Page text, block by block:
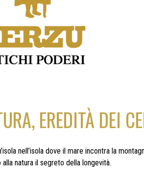
EREDITÀ DEI
nell’isola dove il mare incontra la
alla natura il segreto della longevità.